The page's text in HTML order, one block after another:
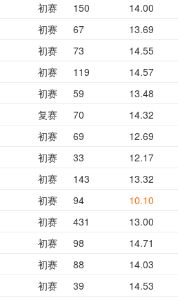
初赛 150 14.00
初赛 67 13.69
初赛 73 14.55
初赛 119 14.57
初赛 59 13.48
复赛 70 14.32
初赛 69 12.69
初赛 33 12.17
初赛 143 13.32
初赛 94 10.10
初赛 431 13.00
初赛 98 14.71
初赛 88 14.03
初赛 39 14.53